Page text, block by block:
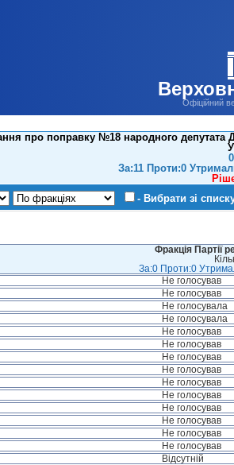
Офіційний
про поправку №18 народного депутата
За:11 Проти:0
- Вибрати зі
Фракція Партії
За:0 Проти:0
Не голосував
Не голосував
Не голосувала
Не голосувала
Не голосував
Не голосував
Не голосував
Не голосував
Не голосував
Не голосував
Не голосував
Не голосував
Не голосував
Не голосував
Відсутній